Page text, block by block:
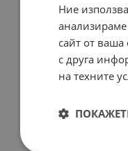
Ние
сайт от
с друга
на техните